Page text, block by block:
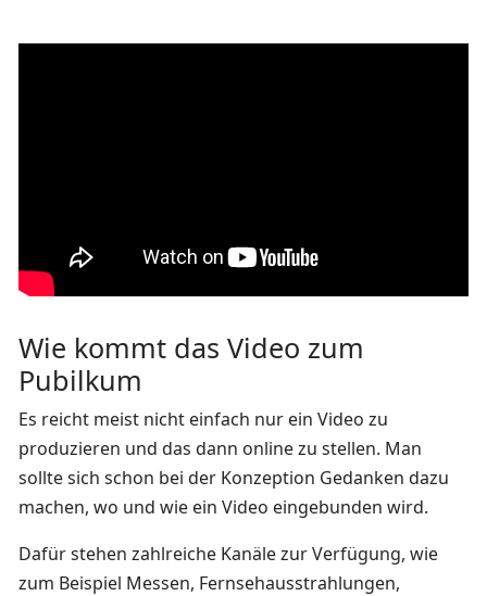
Wie kommt das Video zum
Pubilkum
Es reicht meist nicht einfach nur ein Video zu
produzieren und das dann online zu stellen. Man
sollte sich schon bei der Konzeption Gedanken dazu
machen, wo und wie ein Video eingebunden wird.
Dafür stehen zahlreiche Kanäle zur Verfügung, wie
zum Beispiel Messen, Fernsehausstrahlungen,